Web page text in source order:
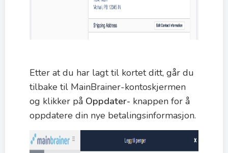
Etter at du har lagt til kortet ditt, går du
tilbake til MainBrainer-kontoskjermen
og klikker på Oppdater- knappen for å
oppdatere din nye betalingsinformasjon.